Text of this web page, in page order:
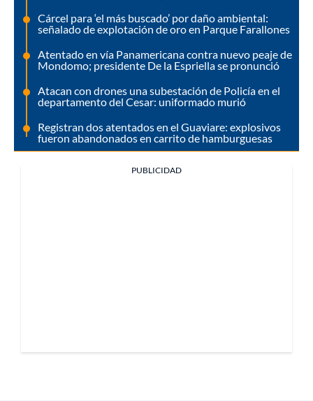
Cárcel para ‘el más buscado’ por daño ambiental:
señalado de explotación de oro en Parque Farallones
Atentado en vía Panamericana contra nuevo peaje de
Mondomo; presidente De la Espriella se pronunció
Atacan con drones una subestación de Policía en el
departamento del Cesar: uniformado murió
Registran dos atentados en el Guaviare: explosivos
fueron abandonados en carrito de hamburguesas
PUBLICIDAD